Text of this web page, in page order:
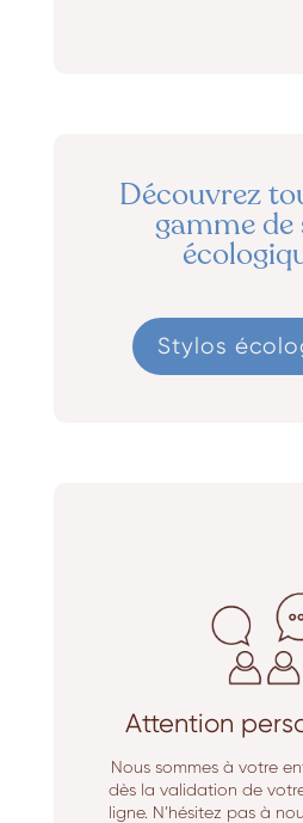
Découvrez
gamme
Stylos
Attention
Nous sommes à votre
dès la validation de
ligne. N’hésitez pas à